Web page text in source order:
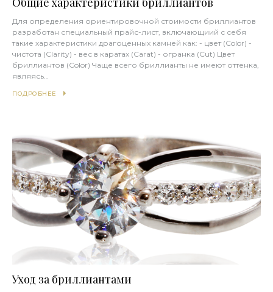
Для определения ориентировочной стоимости бриллиантов
разработан специальный прайс-лист, включающиий с себя
такие характеристики драгоценных камней как: - цвет (Color) -
чистота (Clarity) - вес в каратах (Carat) - огранка (Cut) Цвет
бриллиантов (Color) Чаще всего бриллианты не имеют оттенка,
являясь…
ПОДРОБНЕЕ
Уход за бриллиантами